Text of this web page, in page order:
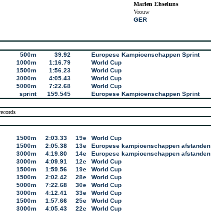
Marlen Ehseluns
Vrouw
GER
500m
39.92 Europese Kampioenschappen Sprint
1000m
1:16.79 World Cup
1500m
1:56.23 World Cup
3000m
4:05.43 World Cup
5000m
7:22.68 World Cup
sprint
159.545 Europese Kampioenschappen Sprint
1500m
2:03.33 19e World Cup
1500m
2:05.38 13e Europese kampioenschappen afstanden
3000m
4:19.80 14e Europese kampioenschappen afstanden
3000m
4:09.91 12e World Cup
1500m
1:59.56 19e World Cup
1500m
2:02.42 28e World Cup
5000m
7:22.68 30e World Cup
3000m
4:12.41 33e World Cup
1500m
1:57.66 25e World Cup
3000m
4:05.43 22e World Cup